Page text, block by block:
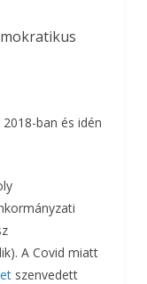
ban és idén
A Covid miatt
szenvedett